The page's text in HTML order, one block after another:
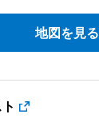
地図を見る